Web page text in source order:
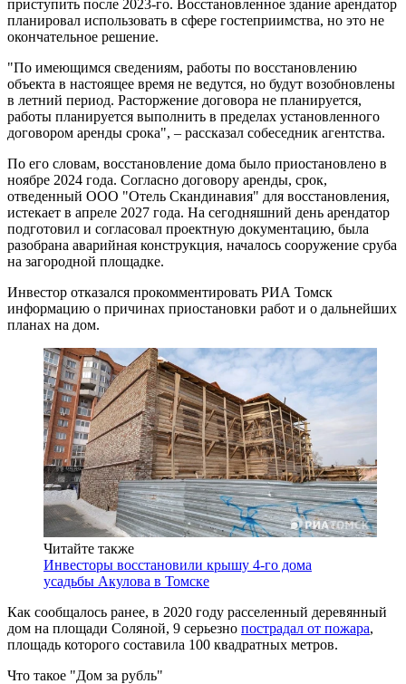
приступить после 2023-го. Восстановленное здание арендатор
планировал использовать в сфере гостеприимства, но это не
окончательное решение.
"По имеющимся сведениям, работы по восстановлению
объекта в настоящее время не ведутся, но будут возобновлены
в летний период. Расторжение договора не планируется,
работы планируется выполнить в пределах установленного
договором аренды срока", – рассказал собеседник агентства.
По его словам, восстановление дома было приостановлено в
ноябре 2024 года. Согласно договору аренды, срок,
отведенный ООО "Отель Скандинавия" для восстановления,
истекает в апреле 2027 года. На сегодняшний день арендатор
подготовил и согласовал проектную документацию, была
разобрана аварийная конструкция, началось сооружение сруба
на загородной площадке.
Инвестор отказался прокомментировать РИА Томск
информацию о причинах приостановки работ и о дальнейших
планах на дом.
Читайте также
Инвесторы восстановили крышу 4-го дома
усадьбы Акулова в Томске
Как сообщалось ранее, в 2020 году расселенный деревянный
дом на площади Соляной, 9 серьезно пострадал от пожара,
площадь которого составила 100 квадратных метров.
Что такое "Дом за рубль"